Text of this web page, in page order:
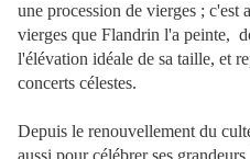
une procession de vierges ; c'est
vierges que Flandrin l'a peinte,
l'élévation idéale de sa taille, et
concerts célestes.
Depuis le renouvellement du